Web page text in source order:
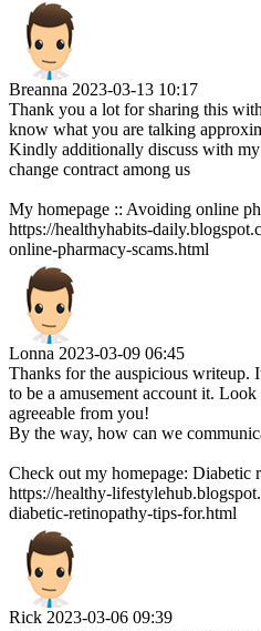
Breanna 2023-03-13 10:17
Thank you a lot for sharing this
know what you are talking
Kindly additionally discuss with
change contract among us
My homepage :: Avoiding online
https://healthyhabits-
online-pharmacy-scams.html
Lonna 2023-03-09 06:45
Thanks for the auspicious writeup.
to be a amusement account it.
agreeable from you!
By the way, how can we
Check out my homepage: Diabetic
https://healthy-
diabetic-retinopathy-tips-for.html
Rick 2023-03-06 09:39